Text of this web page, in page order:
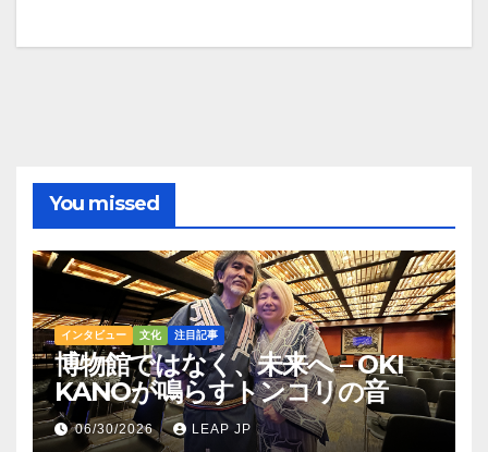
You missed
インタビュー 文化 注目記事
博物館ではなく、未来へ – OKI
KANOが鳴らすトンコリの音
06/30/2026 LEAP JP